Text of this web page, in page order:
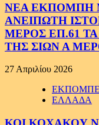
ΝΕΑ ΕΚΠΟΜΠΗ
ΑΝΕΙΠΩΤΗ
ΜΕΡΟΣ ΕΠ.61
ΤΗΣ ΣΙΩΝ Α
27 Απριλίου 2026
ΕΛΛΑΔΑ